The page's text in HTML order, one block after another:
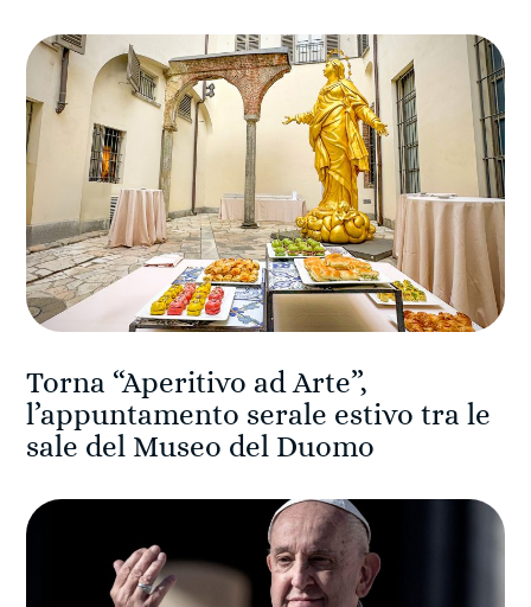
Torna “Aperitivo ad Arte”,
l’appuntamento serale estivo tra le
sale del Museo del Duomo